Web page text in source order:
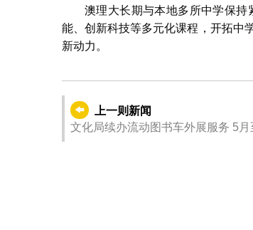
澳理大长期与本地多所中学保
能、创新科技等多元化课程，开拓中
新动力。
上一则新闻
文化局续办流动图书车外展服务 5